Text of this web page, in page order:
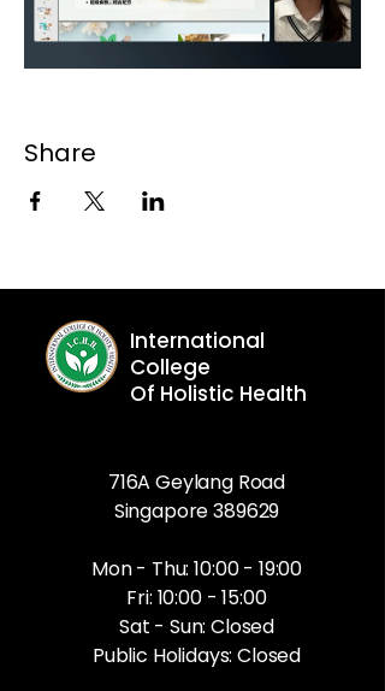
Share
International
College
Of Holistic Health
716A Geylang Road
Singapore 389629
Mon - Thu: 10:00 - 19:00
Fri: 10:00 - 15:00
Sat - Sun: Closed
Public Holidays: Closed